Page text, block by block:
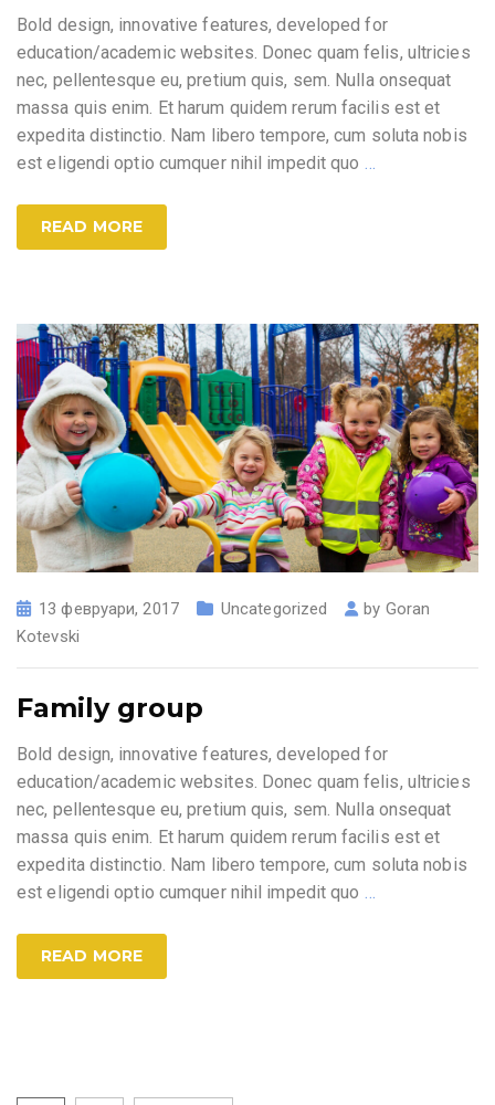
Bold design, innovative features, developed for
education/academic websites. Donec quam felis, ultricies
nec, pellentesque eu, pretium quis, sem. Nulla onsequat
massa quis enim. Et harum quidem rerum facilis est et
expedita distinctio. Nam libero tempore, cum soluta nobis
est eligendi optio cumquer nihil impedit quo …
READ MORE
13 февруари, 2017 Uncategorized by Goran
Kotevski
Family group
Bold design, innovative features, developed for
education/academic websites. Donec quam felis, ultricies
nec, pellentesque eu, pretium quis, sem. Nulla onsequat
massa quis enim. Et harum quidem rerum facilis est et
expedita distinctio. Nam libero tempore, cum soluta nobis
est eligendi optio cumquer nihil impedit quo
READ MORE